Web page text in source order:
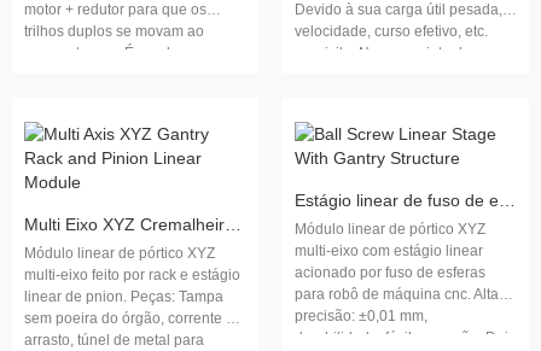
motor + redutor para que os
trilhos duplos se movam ao
mesmo tempo. É usado em
do mercado. Este é o customing
de produtos de acordo com o seu
curso efetivo, carga útil,
velocidade, precisão, uso etc. Se
os pls não hesitam contatar-nos e
Devido à sua carga útil pesada,
velocidade, curso efetivo, etc.
requisito. Nosso projeto do
eixo X é feito com estágio linear
de cremalheira e pinhão padrão
e o eixo Z é feito com material de
Multi Eixo XYZ Cremalheira de Pórtico e Pinhão Módulo Linear
Módulo linear de pórtico XYZ
multi-eixo feito por rack e estágio
linear de pnion. Peças: Tampa
sem poeira do órgão, corrente de
arrasto, túnel de metal para
Estágio linear de fuso de esferas com estrutura de pórtico
Módulo linear de pórtico XYZ
multi-eixo com estágio linear
acionado por fuso de esferas
para robô de máquina cnc. Alta
precisão: ±0,01 mm,
durabilidade, fácil operação. Dois